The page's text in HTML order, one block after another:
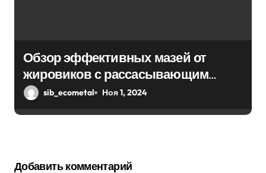
Обзор эффективных мазей от
жировиков с рассасывающим
эффектом
sib_ecometal Ноя 1, 2024
Добавить комментарий